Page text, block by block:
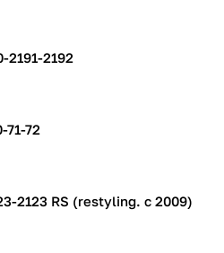
2190-2191-2192
2170-71-72
для 2123-2123 RS (restyling. с 2009)